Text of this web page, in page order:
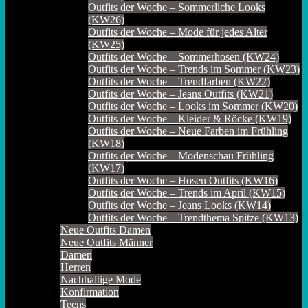
Outfits der Woche – Sommerliche Looks
(KW26)
Outfits der Woche – Mode für jedes Alter
(KW25)
Outfits der Woche – Sommerhosen (KW24)
Outfits der Woche – Trends im Sommer (KW23)
Outfits der Woche – Trendfarben (KW22)
Outfits der Woche – Jeans Outfits (KW21)
Outfits der Woche – Looks im Sommer (KW20)
Outfits der Woche – Kleider & Röcke (KW19)
Outfits der Woche – Neue Farben im Frühling
(KW18)
Outfits der Woche – Modenschau Frühling
(KW17)
Outfits der Woche – Hosen Outfits (KW16)
Outfits der Woche – Trends im April (KW15)
Outfits der Woche – Jeans Looks (KW14)
Outfits der Woche – Trendthema Spitze (KW13)
Neue Outfits Damen
Neue Outfits Männer
Damen
Herren
Nachhaltige Mode
Konfirmation
Teens